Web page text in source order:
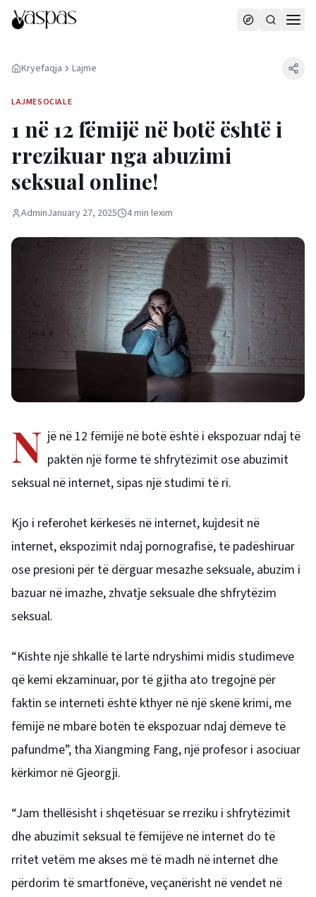
Kryefaqja Lajme
LAJMESOCIALE
1 në 12 fëmijë në botë është i
rrezikuar nga abuzimi
seksual online!
AdminJanuary 27, 2025 4min lexim
N jë në 12 fëmijë në botë është i ekspozuar ndaj të
paktën një forme të shfrytëzimit ose abuzimit
seksual në internet, sipas një studimi të ri.
Kjo i referohet kërkesës në internet, kujdesit në
internet, ekspozimit ndaj pornografisë, të padëshiruar
ose presioni për të dërguar mesazhe seksuale, abuzim i
bazuar në imazhe, zhvatje seksuale dhe shfrytëzim
seksual.
“Kishte një shkallë të lartë ndryshimi midis studimeve
që kemi ekzaminuar, por të gjitha ato tregojnë për
faktin se interneti është kthyer në një skenë krimi, me
fëmijë në mbarë botën të ekspozuar ndaj dëmeve të
pafundme”, tha Xiangming Fang, një profesor i asociuar
kërkimor në Gjeorgji.
“Jam thellësisht i shqetësuar se rreziku i shfrytëzimit
dhe abuzimit seksual të fëmijëve në internet do të
rritet vetëm me akses më të madh në internet dhe
përdorim të smartfonëve, veçanërisht në vendet në